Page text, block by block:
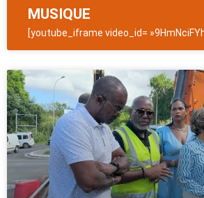
MUSIQUE
[youtube_iframe video_id=